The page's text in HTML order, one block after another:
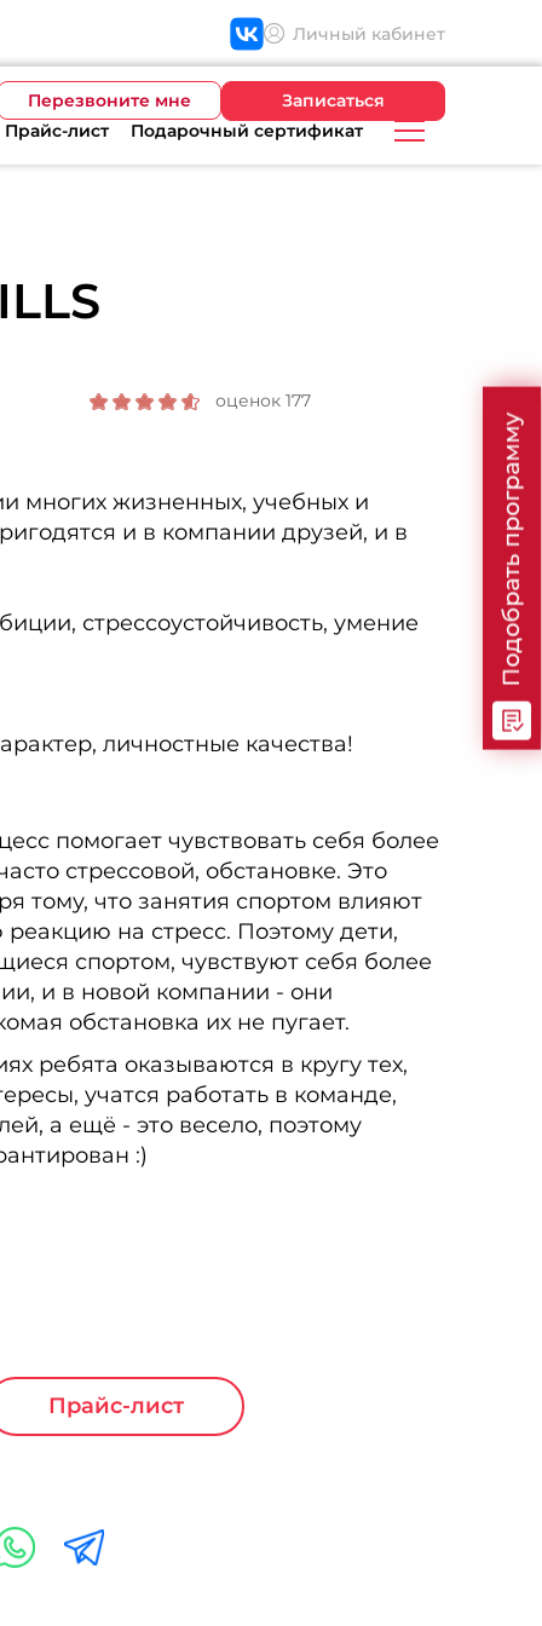
Подобрать программу
Личный кабинет
Перезвоните мне
Записаться
Прайс-лист Подарочный сертификат
оценок 177
многих жизненных, учебных и
и в компании друзей, и в
стрессоустойчивость, умение
личностные качества!
помогает чувствовать себя более
стрессовой, обстановке. Это
тому, что занятия спортом влияют
на стресс. Поэтому дети,
спортом, чувствуют себя более
и в новой компании - они
обстановка их не пугает.
ребята оказываются в кругу тех,
учатся работать в команде,
а ещё - это весело, поэтому
:)
Прайс-лист